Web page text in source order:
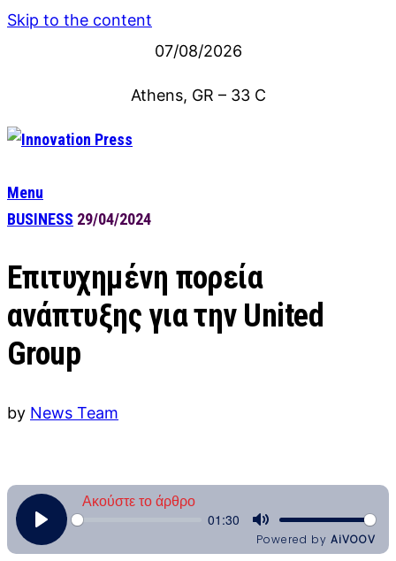
Skip to the content
07/08/2026
Athens, GR – 33 C
Menu
BUSINESS 29/04/2024
Επιτυχημένη πορεία
ανάπτυξης για την United
Group
by News Team